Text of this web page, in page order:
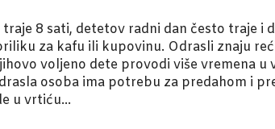
8 sati, detetov radni dan često traje
za kafu ili kupovinu. Odrasli znaju
voljeno dete provodi više vremena
osoba ima potrebu za predahom i
u vrtiću…